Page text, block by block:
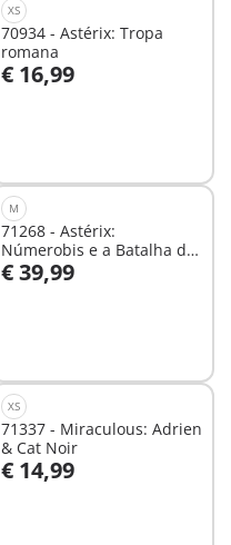
XS
70934 - Astérix: Tropa
romana
€ 16,99
Ao carrinho
M
71268 - Astérix:
Númerobis e a Batalha do
Palácio
€ 39,99
Ao carrinho
XS
71337 - Miraculous: Adrien
& Cat Noir
€ 14,99
Ao carrinho